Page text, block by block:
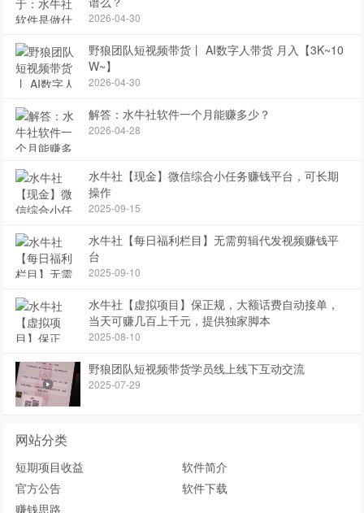
2026-04-30
野狼团队短视频带货丨 AI数字人带货 月入【3K~10
W~】
2026-04-30
解答：水牛社软件一个月能赚多少？
2026-04-28
水牛社【现金】微信综合小任务赚钱平台，可长期
操作
2025-09-15
水牛社【每日福利栏目】无需剪辑代发视频赚钱平
台
2025-09-10
水牛社【虚拟项目】保正规，大额话费自动接单，
当天可赚几百上千元，提供独家脚本
2025-08-10
野狼团队短视频带货学员线上线下互动交流
2025-07-29
网站分类
短期项目收益
软件简介
官方公告
软件下载
赚钱思路